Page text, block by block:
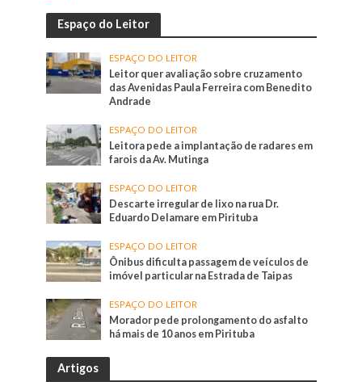
Espaço do Leitor
ESPAÇO DO LEITOR
Leitor quer avaliação sobre cruzamento
das Avenidas Paula Ferreira com Benedito
Andrade
ESPAÇO DO LEITOR
Leitora pede a implantação de radares em
farois da Av. Mutinga
ESPAÇO DO LEITOR
Descarte irregular de lixo na rua Dr.
Eduardo Delamare em Pirituba
ESPAÇO DO LEITOR
Ônibus dificulta passagem de veículos de
imóvel particular na Estrada de Taipas
ESPAÇO DO LEITOR
Morador pede prolongamento do asfalto
há mais de 10 anos em Pirituba
Artigos